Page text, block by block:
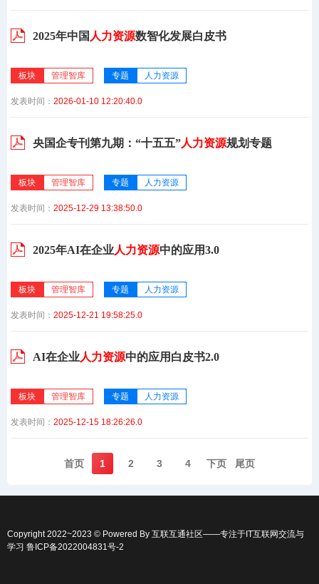
2025年中国 人力资源数智化发展白皮书
板块 管理智库 专题 人力资源
发表时间： 2026-01-10 12:20:40.0
央国企专刊第九期：“十五五”人力资源规划专题
板块 管理智库 专题 人力资源
发表时间： 2025-12-29 13:38:50.0
2025年AI在企业人力资源中的应用3.0
板块 管理智库 专题 人力资源
发表时间： 2025-12-21 19:58:25.0
AI在企业人力资源中的应用白皮书2.0
板块 管理智库 专题 人力资源
发表时间： 2025-12-15 18:26:26.0
首页️ 1 2 3 4 下页️ 尾页️
Copyright 2022~2023 © Powered By 互联互通社区——专注于IT互联网交流与
学习 鲁ICP备2022004831号-2